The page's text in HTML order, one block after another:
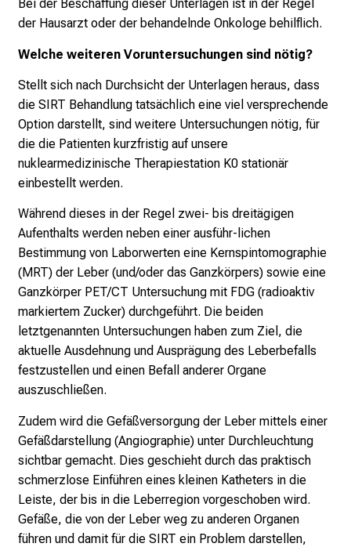
Bei der Beschaffung dieser Unterlagen ist in der Regel
der Hausarzt oder der behandelnde Onkologe behilflich.
Welche weiteren Voruntersuchungen sind nötig?
Stellt sich nach Durchsicht der Unterlagen heraus, dass
die SIRT Behandlung tatsächlich eine viel versprechende
Option darstellt, sind weitere Untersuchungen nötig, für
die die Patienten kurzfristig auf unsere
nuklearmedizinische Therapiestation K0 stationär
einbestellt werden.
Während dieses in der Regel zwei- bis dreitägigen
Aufenthalts werden neben einer ausführ-lichen
Bestimmung von Laborwerten eine Kernspintomographie
(MRT) der Leber (und/oder das Ganzkörpers) sowie eine
Ganzkörper PET/CT Untersuchung mit FDG (radioaktiv
markiertem Zucker) durchgeführt. Die beiden
letztgenannten Untersuchungen haben zum Ziel, die
aktuelle Ausdehnung und Ausprägung des Leberbefalls
festzustellen und einen Befall anderer Organe
auszuschließen.
Zudem wird die Gefäßversorgung der Leber mittels einer
Gefäßdarstellung (Angiographie) unter Durchleuchtung
sichtbar gemacht. Dies geschieht durch das praktisch
schmerzlose Einführen eines kleinen Katheters in die
Leiste, der bis in die Leberregion vorgeschoben wird.
Gefäße, die von der Leber weg zu anderen Organen
führen und damit für die SIRT ein Problem darstellen,